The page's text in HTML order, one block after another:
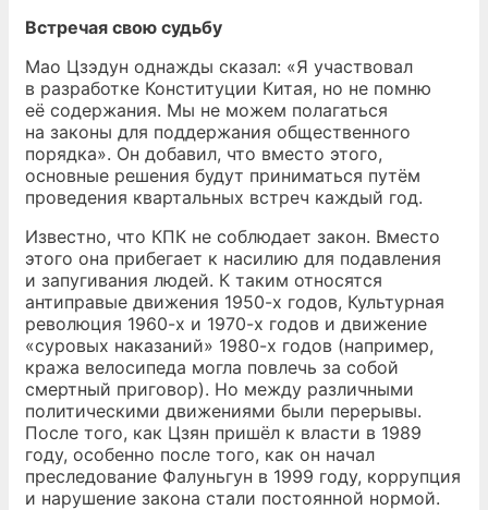
Встречая свою судьбу
Мао Цзэдун однажды сказал: «Я участвовал
в разработке Конституции Китая, но не помню
её содержания. Мы не можем полагаться
на законы для поддержания общественного
порядка». Он добавил, что вместо этого,
основные решения будут приниматься путём
проведения квартальных встреч каждый год.
Известно, что КПК не соблюдает закон. Вместо
этого она прибегает к насилию для подавления
и запугивания людей. К таким относятся
антиправые движения 1950-х годов, Культурная
революция 1960-х и 1970-х годов и движение
«суровых наказаний» 1980-х годов (например,
кража велосипеда могла повлечь за собой
смертный приговор). Но между различными
политическими движениями были перерывы.
После того, как Цзян пришёл к власти в 1989
году, особенно после того, как он начал
преследование Фалуньгун в 1999 году, коррупция
и нарушение закона стали постоянной нормой.